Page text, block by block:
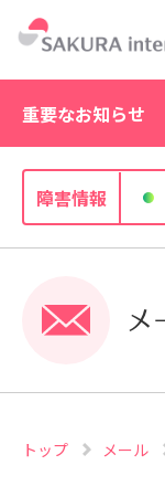
重要なお知らせ
2026/07/21
WordPress の脆
障害情報
メ
トップ メール